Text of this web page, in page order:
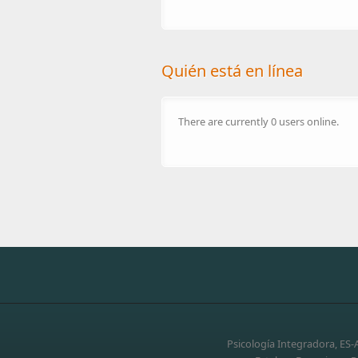
Quién está en línea
There are currently 0 users online.
Psicología Integradora,